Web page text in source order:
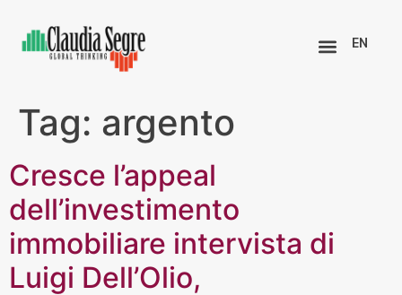
EN
Tag: argento
Cresce l’appeal
dell’investimento
immobiliare intervista di
Luigi Dell’Olio,